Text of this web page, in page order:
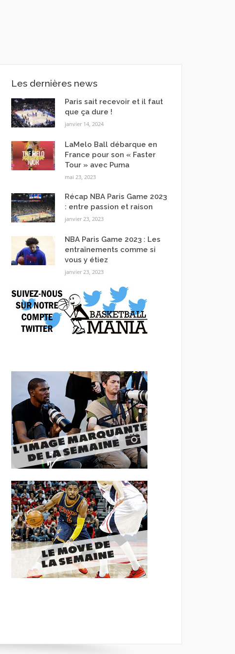
Les dernières news
Paris sait recevoir et il faut
que ça dure !
janvier 14, 2024
LaMelo Ball débarque en
France pour son « Faster
Tour » avec Puma
mai 23, 2023
Récap NBA Paris Game 2023
: entre passion et raison
janvier 23, 2023
NBA Paris Game 2023 : Les
entraînements comme si
vous y étiez
janvier 23, 2023